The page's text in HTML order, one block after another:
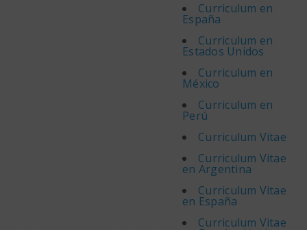
Curriculum en
España
Curriculum en
Estados Unidos
Curriculum en
México
Curriculum en
Perú
Curriculum Vitae
Curriculum Vitae
en Argentina
Curriculum Vitae
en España
Curriculum Vitae